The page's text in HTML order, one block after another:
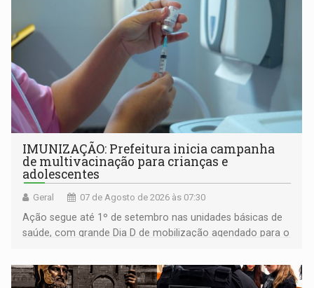
IMUNIZAÇÃO: Prefeitura inicia campanha
de multivacinação para crianças e
adolescentes
Geral 07 de Agosto de 2026 às 07:30
Ação segue até 1º de setembro nas unidades básicas de
saúde, com grande Dia D de mobilização agendado para o